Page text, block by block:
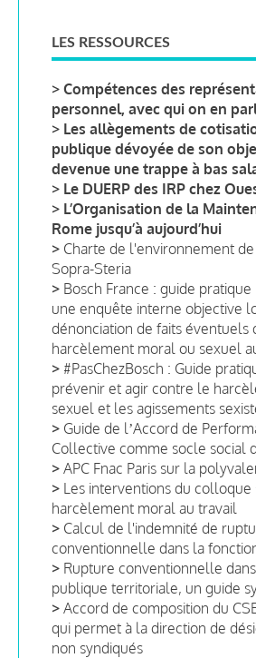
LES RESSOURCES
> Compétences des
personnel, avec qui on en
> Les allègements de
publique dévoyée de son
devenue une trappe à bas
> Le DUERP des IRP chez
> L’Organisation de la
Rome jusqu’à aujourd’hui
> Charte de l'environnement
Sopra-Steria
> Bosch France : guide
une enquête interne objective
dénonciation de faits éventuels
harcèlement moral ou sexuel
> #PasChezBosch : Guide
prévenir et agir contre le
sexuel et les agissements
> Guide de lʼAccord de
Collective comme socle social
> APC Fnac Paris sur la
> Les interventions du colloque
harcèlement moral au travail
> Calcul de l'indemnité de
conventionnelle dans la
> Rupture conventionnelle
publique territoriale, un guide
> Accord de composition du
qui permet à la direction de
non syndiqués